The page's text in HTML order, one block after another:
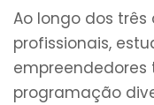
Ao longo dos três
profissionais,
programação